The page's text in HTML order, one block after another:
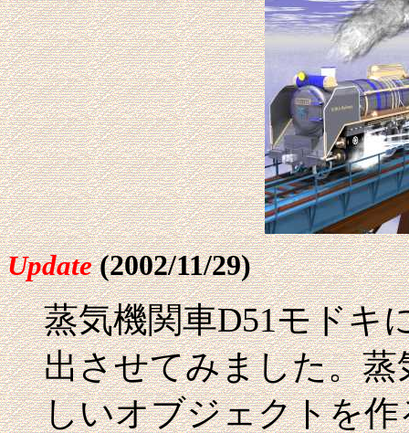
Update (2002/11/29)
蒸気機関車D51モドキ
出させてみました。
しいオブジェクトを